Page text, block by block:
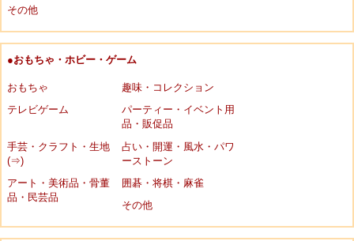
その他
●おもちゃ・ホビー・ゲーム
おもちゃ
趣味・コレクション
テレビゲーム
パーティー・イベント用
品・販促品
手芸・クラフト・生地
(⇒)
占い・開運・風水・パワ
ーストーン
アート・美術品・骨董
品・民芸品
囲碁・将棋・麻雀
その他